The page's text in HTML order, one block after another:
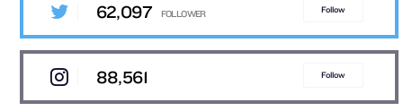
62,097 Follow
88,561 Follow